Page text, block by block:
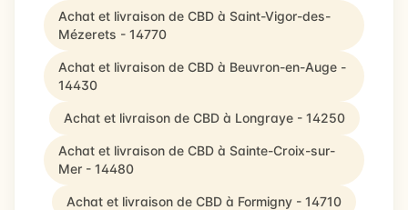
Achat et livraison de CBD à Saint-Vigor-des-
Mézerets - 14770
Achat et livraison de CBD à Beuvron-en-Auge -
14430
Achat et livraison de CBD à Longraye - 14250
Achat et livraison de CBD à Sainte-Croix-sur-
Mer - 14480
Achat et livraison de CBD à Formigny - 14710